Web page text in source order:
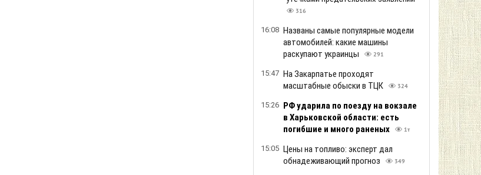
316
16:08 Названы самые популярные модели
автомобилей: какие машины
раскупают украинцы
291
15:47 На Закарпатье проходят
масштабные обыски в ТЦК
324
15:26 РФ ударила по поезду на вокзале
в Харьковской области: есть
погибшие и много раненых
1т
15:05 Цены на топливо: эксперт дал
обнадеживающий прогноз
349